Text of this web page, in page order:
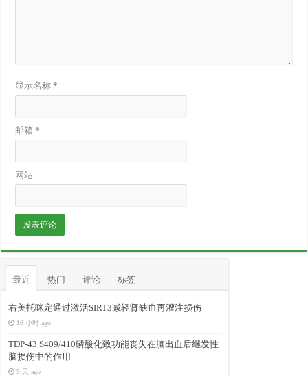
显示名称*
邮箱*
网站
最近 热门 评论 标签
右美托咪定通过激活SIRT3减轻肾缺血再灌注损伤
16 小时 ago
TDP-43 S409/410磷酸化致功能丧失在脑出血后继发性
脑损伤中的作用
5 天 ago